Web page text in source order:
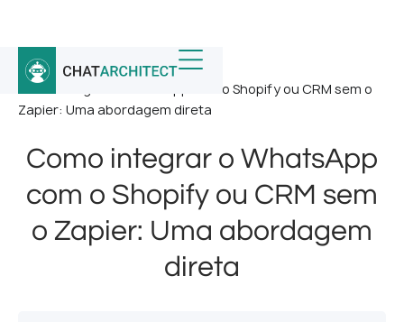
Início Notícias /
Como integrar o WhatsApp com o Shopify ou CRM sem o
Zapier: Uma abordagem direta
Como integrar o WhatsApp
com o Shopify ou CRM sem
o Zapier: Uma abordagem
direta